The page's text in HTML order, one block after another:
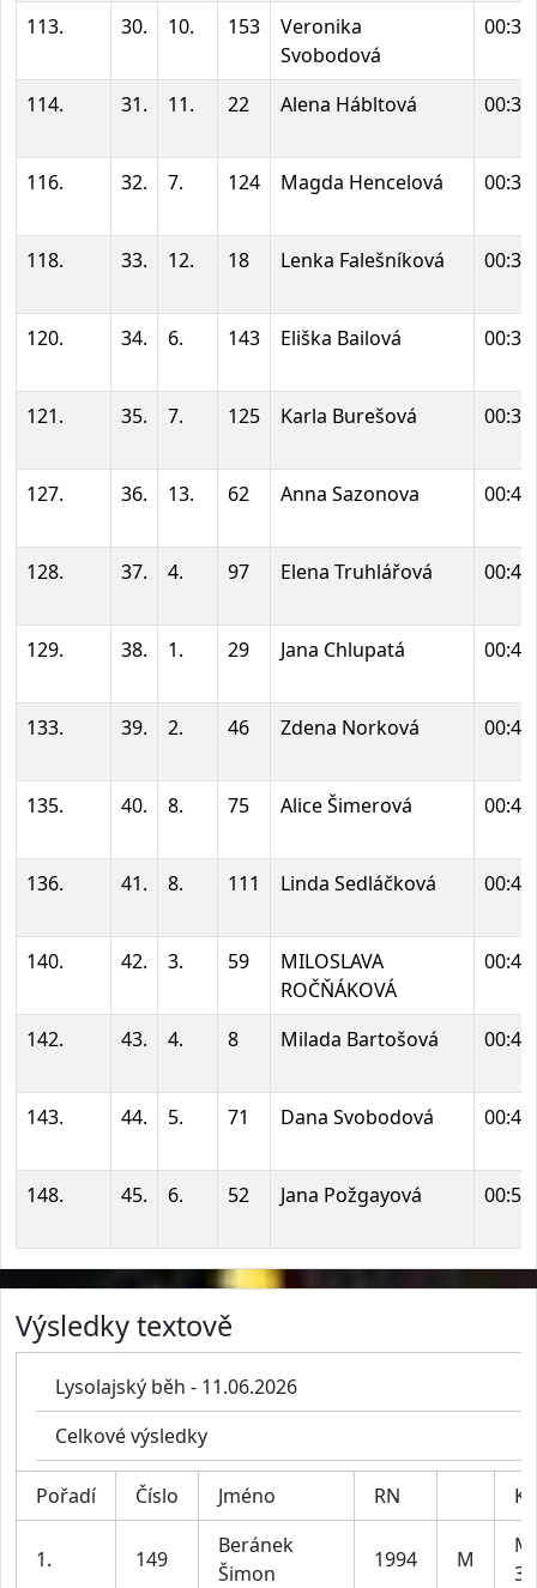
113. 30. 10. 153
Veronika
Svobodová
114. 31. 11. 22 Alena Hábltová
116. 32. 7. 124 Magda Hencelová
118. 33. 12. 18 Lenka Falešníková
120. 34. 6. 143 Eliška Bailová
121. 35. 7. 125 Karla Burešová
127. 36. 13. 62 Anna Sazonova
128. 37. 4. 97 Elena Truhlářová
129. 38. 1. 29 Jana Chlupatá
133. 39. 2. 46 Zdena Norková
135. 40. 8. 75 Alice Šimerová
136. 41. 8. 111 Linda Sedláčková
140. 42. 3. 59
MILOSLAVA
ROČŇÁKOVÁ
142. 43. 4. 8 Milada Bartošová
143. 44. 5. 71 Dana Svobodová
148. 45. 6. 52 Jana Požgayová
Výsledky textově
Lysolajský běh - 11.06.2026
Celkové výsledky
Pořadí Číslo Jméno RN
1. 149
Beránek
Šimon
1994 M